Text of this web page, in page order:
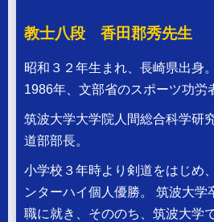
教士八段 香田郡秀先生
昭和３２年生まれ、長崎県出身
1986年、文部省のスポーツ功労
筑波大学大学院人間総合科学研
道部部長。
小学校３年時より剣道をはじめ
ンターハイ個人優勝。 筑波大学
職に就き、そののち、筑波大学